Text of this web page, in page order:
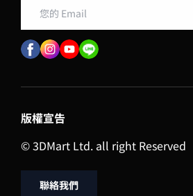
版權宣告
© 3DMart Ltd. all right Reserved
聯絡我們